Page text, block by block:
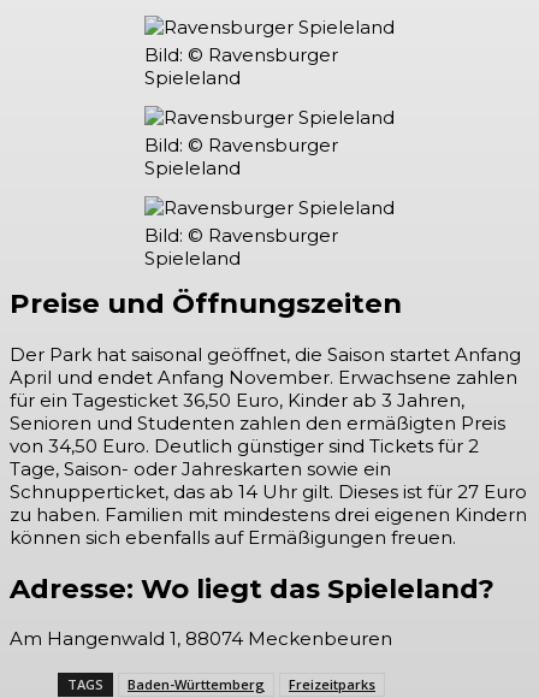
Bild: © Ravensburger
Spieleland
Bild: © Ravensburger
Spieleland
Bild: © Ravensburger
Spieleland
Preise und Öffnungszeiten
Der Park hat saisonal geöffnet, die Saison startet Anfang
April und endet Anfang November. Erwachsene zahlen
für ein Tagesticket 36,50 Euro, Kinder ab 3 Jahren,
Senioren und Studenten zahlen den ermäßigten Preis
von 34,50 Euro. Deutlich günstiger sind Tickets für 2
Tage, Saison- oder Jahreskarten sowie ein
Schnupperticket, das ab 14 Uhr gilt. Dieses ist für 27 Euro
zu haben. Familien mit mindestens drei eigenen Kindern
können sich ebenfalls auf Ermäßigungen freuen.
Adresse: Wo liegt das Spieleland?
Am Hangenwald 1, 88074 Meckenbeuren
TAGS Baden-Württemberg Freizeitparks